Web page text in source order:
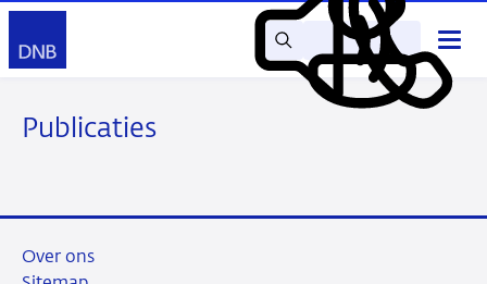
Zoek Lees
voor
Mijn
DNB
Contact
Publicaties
Over ons